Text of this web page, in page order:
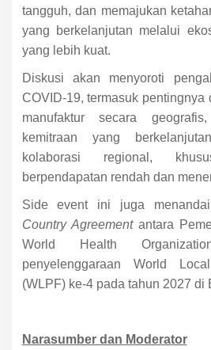
tangguh, dan memajukan
yang berkelanjutan melalui
yang lebih kuat.
Diskusi akan menyoroti
COVID-19, termasuk pentingnya
manufaktur secara
kemitraan yang
kolaborasi regional,
berpendapatan rendah dan
Side event ini juga
Country Agreementantara
World Health
penyelenggaraan World
(WLPF) ke-4 pada tahun 2027 di
Narasumber dan Moderator